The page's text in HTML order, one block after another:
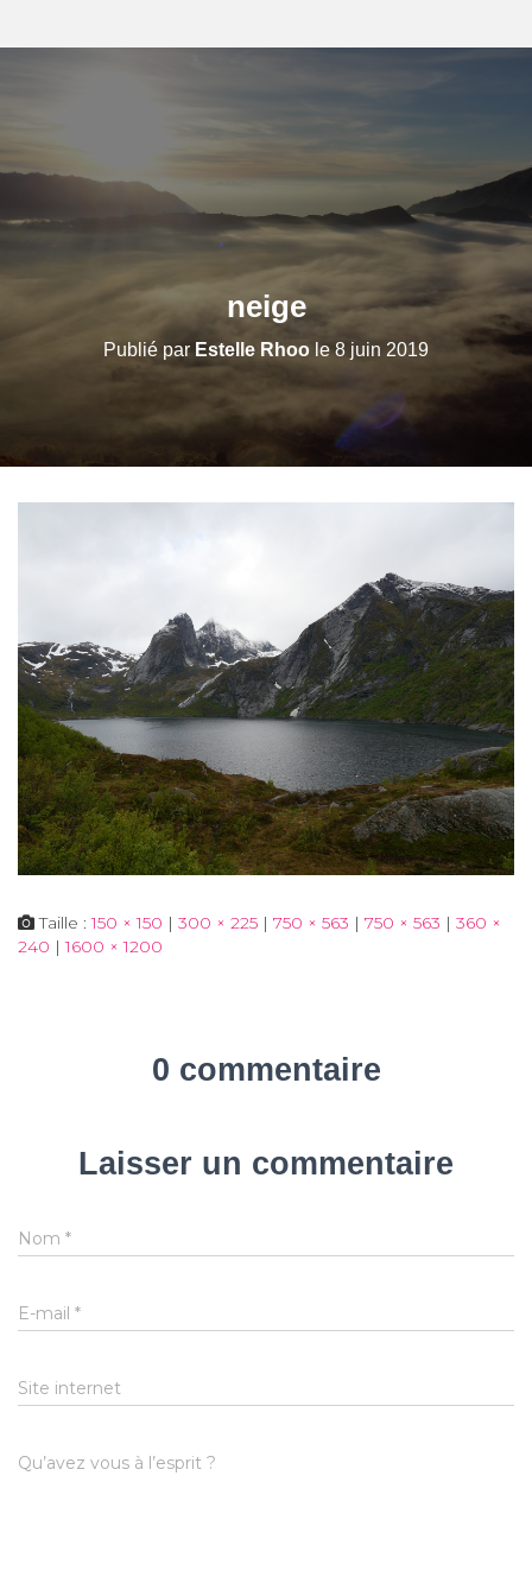
neige
Publié par Estelle Rhoo le8 juin 2019
Taille :150 × 150 | 300 × 225 | 750 × 563 | 750 × 563 | 360 ×
240 | 1600 × 1200
0 commentaire
Laisser un commentaire
Nom *
E-mail *
Site internet
Qu’avez vous à l’esprit ?